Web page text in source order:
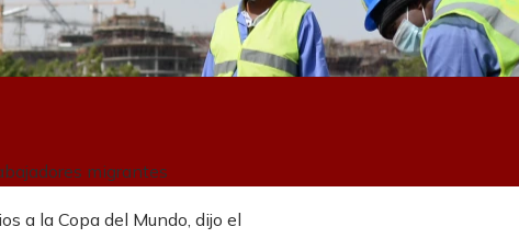
migrantes
a la Copa del Mundo, dijo el